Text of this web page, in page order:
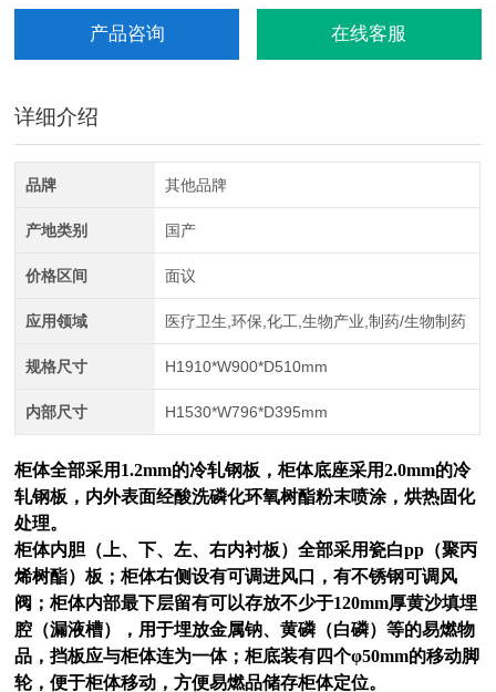
产品咨询 在线客服
详细介绍
品牌 其他品牌
产地类别 国产
价格区间 面议
应用领域 医疗卫生,环保,化工,生物产业,制药/生物制药
规格尺寸 H1910*W900*D510mm
内部尺寸 H1530*W796*D395mm
柜体全部采用1.2mm的冷轧钢板，柜体底座采用2.0mm的冷
轧钢板，内外表面经酸洗磷化环氧树酯粉末喷涂，烘热固化
处理。
柜体内胆（上、下、左、右内衬板）全部采用瓷白pp（聚丙
烯树酯）板；柜体右侧设有可调进风口，有不锈钢可调风
阀；柜体内部最下层留有可以存放不少于120mm厚黄沙填埋
腔（漏液槽），用于埋放金属钠、黄磷（白磷）等的易燃物
品，挡板应与柜体连为一体；柜底装有四个φ50mm的移动脚
轮，便于柜体移动，方便易燃品储存柜体定位。